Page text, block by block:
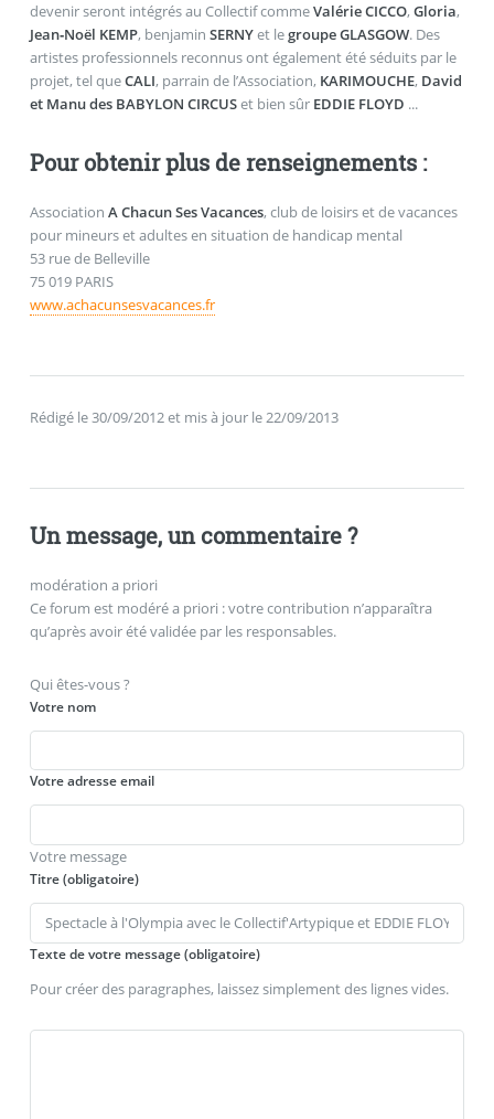
devenir seront intégrés au Collectif commeValérie CICCO, Gloria,
Jean‐Noël KEMP, benjamin SERNYet legroupe GLASGOW. Des
artistes professionnels reconnus ont également été séduits par le
projet, tel queCALI, parrain de l’Association, KARIMOUCHE, David
et Manu des BABYLON CIRCUSet bien sûr EDDIE FLOYD ...
Pour obtenir plus de renseignements :
Association A Chacun Ses Vacances, club de loisirs et de vacances
pour mineurs et adultes en situation de handicap mental
53 rue de Belleville
75 019 PARIS
www.achacunsesvacances.fr
Rédigé le 30/09/2012 et mis à jour le 22/09/2013
Un message, un commentaire ?
modération a priori
Ce forum est modéré a priori : votre contribution n’apparaîtra
qu’après avoir été validée par les responsables.
Qui êtes-vous ?
Votre nom
Votre adresse email
Votre message
Titre (obligatoire)
Texte de votre message (obligatoire)
Pour créer des paragraphes, laissez simplement des lignes vides.